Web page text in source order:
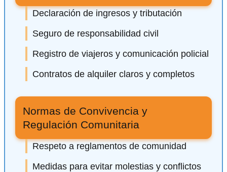
Declaración de ingresos y tributación
Seguro de responsabilidad civil
Registro de viajeros y comunicación policial
Contratos de alquiler claros y completos
Normas de Convivencia y
Regulación Comunitaria
Respeto a reglamentos de comunidad
Medidas para evitar molestias y conflictos